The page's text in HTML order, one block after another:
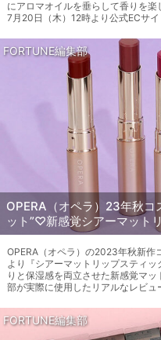
にアロマオイルを垂らして香りを
7月20日（木）12時より公式ECサ
FORTUNE編集部
OPERA（オペラ）23年秋コ
ット”♡新感覚シアーマット
OPERA（オペラ）の2023年秋新作
より『シアーマットリップスティ
りと保湿感を両立させた新感覚マ
部が実際に使用したリアルなレビュ
FORTUNE編集部